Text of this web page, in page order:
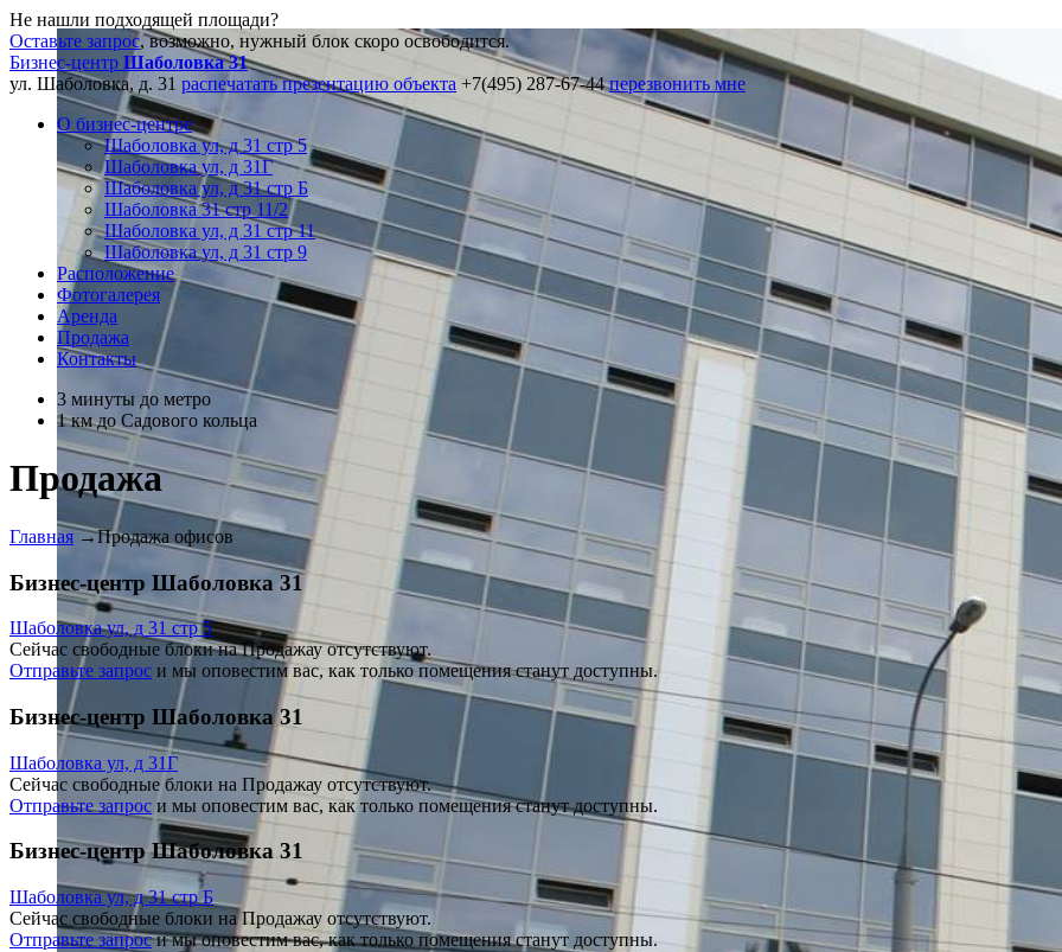
Не нашли подходящей площади?
Оставьте запрос, возможно, нужный блок скоро освободится.
Бизнес-центр Шаболовка 31
ул. Шаболовка, д. 31 распечатать презентацию объекта +7(495) 287-67-44 перезвонить мне
О бизнес-центре
Шаболовка ул, д 31 стр 5
Шаболовка ул, д 31Г
Шаболовка ул, д 31 стр Б
Шаболовка 31 стр 11/2
Шаболовка ул, д 31 стр 11
Шаболовка ул, д 31 стр 9
Расположение
Фотогалерея
Аренда
Продажа
Контакты
3 минуты до метро
1 км до Садового кольца
Продажа
Главная →Продажа офисов
Бизнес-центр Шаболовка 31
Шаболовка ул, д 31 стр 5
Сейчас свободные блоки на Продажау отсутствуют.
Отправьте запрос и мы оповестим вас, как только помещения станут доступны.
Бизнес-центр Шаболовка 31
Шаболовка ул, д 31Г
Сейчас свободные блоки на Продажау отсутствуют.
Отправьте запрос и мы оповестим вас, как только помещения станут доступны.
Бизнес-центр Шаболовка 31
Шаболовка ул, д 31 стр Б
Сейчас свободные блоки на Продажау отсутствуют.
Отправьте запроси мы оповестим вас, как только помещения станут доступны.